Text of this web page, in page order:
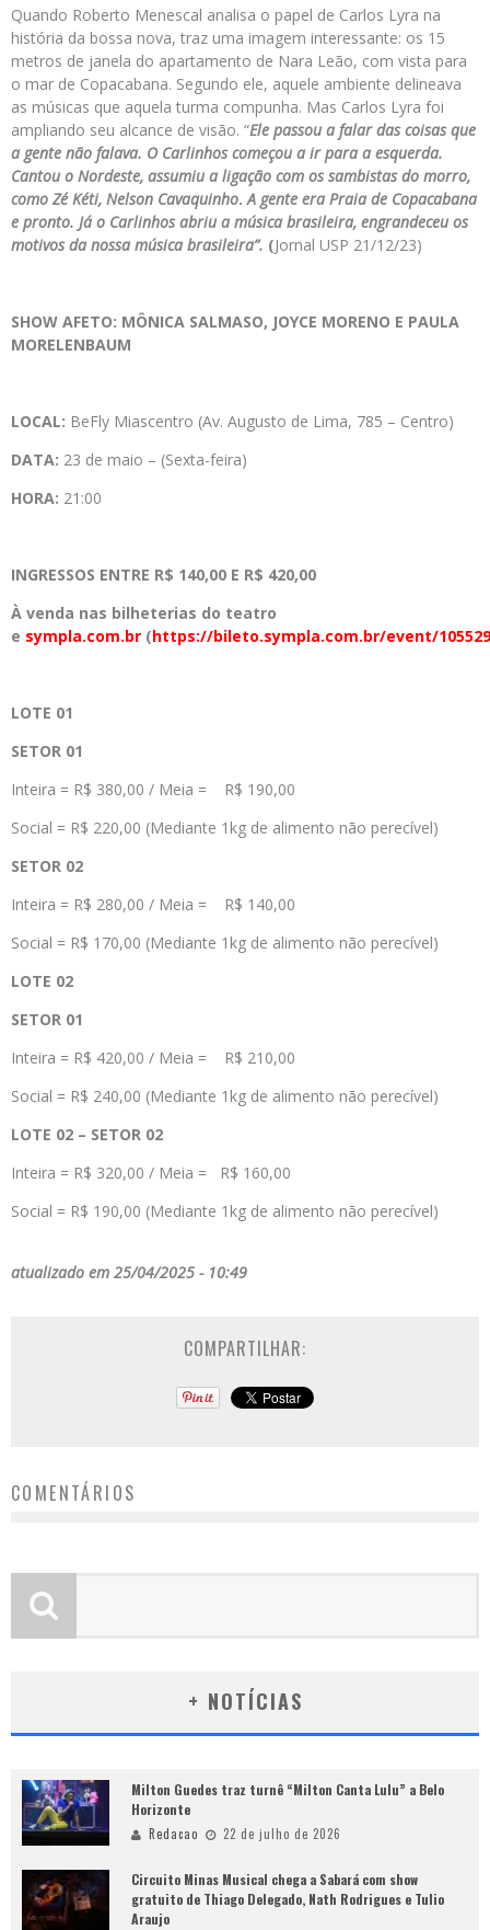
Quando Roberto Menescal analisa o papel de Carlos Lyra na
história da bossa nova, traz uma imagem interessante: os 15
metros de janela do apartamento de Nara Leão, com vista para
o mar de Copacabana. Segundo ele, aquele ambiente delineava
as músicas que aquela turma compunha. Mas Carlos Lyra foi
ampliando seu alcance de visão. “Ele passou a falar das coisas que
a gente não falava. O Carlinhos começou a ir para a esquerda.
Cantou o Nordeste, assumiu a ligação com os sambistas do morro,
como Zé Kéti, Nelson Cavaquinho.A gente era Praia de Copacabana
e pronto. Já o Carlinhos abriu a música brasileira, engrandeceu os
motivos da nossa música brasileira”. (Jornal USP 21/12/23)
SHOW AFETO: MÔNICA SALMASO, JOYCE MORENO E PAULA
MORELENBAUM
LOCAL: BeFly Miascentro (Av. Augusto de Lima, 785 – Centro)
DATA: 23 de maio – (Sexta-feira)
HORA: 21:00
INGRESSOS ENTRE R$ 140,00 E R$ 420,00
À venda nas bilheterias do teatro
e sympla.com.br (https://bileto.sympla.com.br/event/105529
LOTE 01
SETOR 01
Inteira = R$ 380,00 / Meia = R$ 190,00
Social = R$ 220,00 (Mediante 1kg de alimento não perecível)
SETOR 02
Inteira = R$ 280,00 / Meia = R$ 140,00
Social = R$ 170,00 (Mediante 1kg de alimento não perecível)
LOTE 02
SETOR 01
Inteira = R$ 420,00 / Meia = R$ 210,00
Social = R$ 240,00 (Mediante 1kg de alimento não perecível)
LOTE 02 – SETOR 02
Inteira = R$ 320,00 / Meia = R$ 160,00
Social = R$ 190,00 (Mediante 1kg de alimento não perecível)
atualizado em 25/04/2025 - 10:49
COMPARTILHAR:
COMENTÁRIOS
+ NOTÍCIAS
Milton Guedes traz turnê “Milton Canta Lulu” a Belo
Horizonte
Redacao 22 de julho de 2026
Circuito Minas Musical chega a Sabará com show
gratuito de Thiago Delegado, Nath Rodrigues e Tulio
Araujo